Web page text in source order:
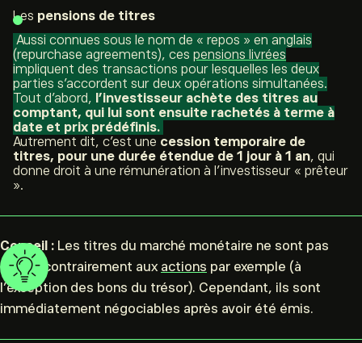
Les pensions de titres
Aussi connues sous le nom de « repos » en anglais
(repurchase agreements), ces pensions livrées
impliquent des transactions pour lesquelles les deux
parties s’accordent sur deux opérations simultanées.
Tout d’abord, l’investisseur achète des titres au
comptant, qui lui sont ensuite rachetés à terme à
date et prix prédéfinis.
Autrement dit, c’est une cession temporaire de
titres, pour une durée étendue de 1 jour à 1 an, qui
donne droit à une rémunération à l’investisseur « prêteur
».
Conseil : Les titres du marché monétaire ne sont pas
cotés, contrairement aux actions par exemple (à
l’exception des bons du trésor). Cependant, ils sont
immédiatement négociables après avoir été émis.